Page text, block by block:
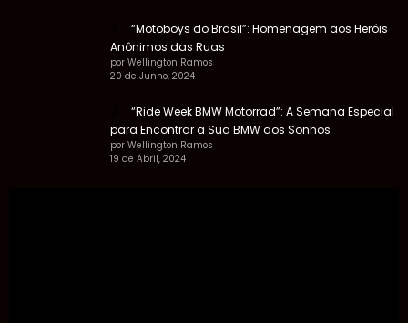
“Motoboys do Brasil”: Homenagem aos Heróis
Anônimos das Ruas
por Wellington Ramos
20 de Junho, 2024
“Ride Week BMW Motorrad”: A Semana Especial
para Encontrar a Sua BMW dos Sonhos
por Wellington Ramos
19 de Abril, 2024